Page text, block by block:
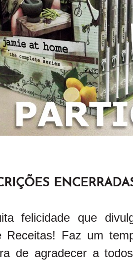
felicidade que
Receitas! Faz um
de agradecer a